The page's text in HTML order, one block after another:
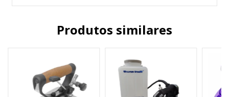
Produtos similares